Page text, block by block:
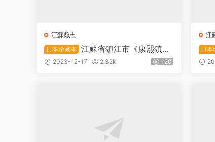
江蘇縣志
日本珍藏本 江蘇省鎮江市《康熙鎮江
府志》五十四卷首一卷 清 高得貴修
2023-12-17 2.32k 120
江
日本
鎮